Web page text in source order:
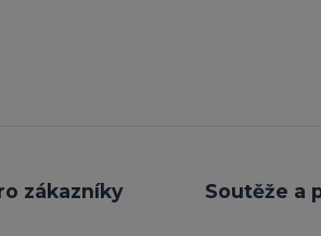
zákazníky Soutěže a